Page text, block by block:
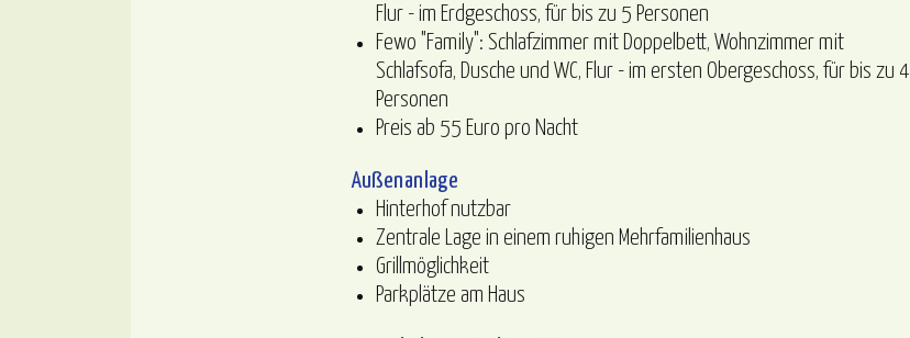
Flur - im Erdgeschoss, für bis zu 5 Personen
Fewo "Family": Schlafzimmer mit Doppelbett, Wohnzimmer mit
Schlafsofa, Dusche und WC, Flur - im ersten Obergeschoss, für bis zu 4
Personen
Preis ab 55 Euro pro Nacht
Außenanlage
Hinterhof nutzbar
Zentrale Lage in einem ruhigen Mehrfamilienhaus
Grillmöglichkeit
Parkplätze am Haus